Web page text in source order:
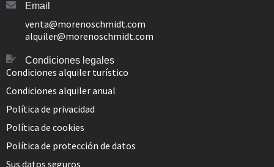
Email
venta@morenoschmidt.com
alquiler@morenoschmidt.com
Condiciones legales
Condiciones alquiler turístico
Condiciones alquiler anual
Política de privacidad
Política de cookies
Política de protección de datos
Sus datos seguros